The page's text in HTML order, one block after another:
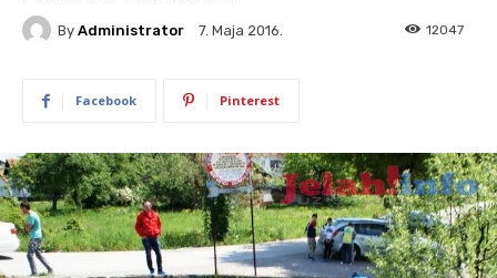
By Administrator 7. Maja 2016. 12047
Facebook Pinterest